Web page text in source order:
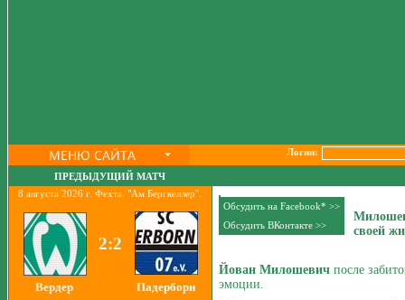
МЕНЮ САЙТА Логин:
ПРЕДЫДУЩИЙ МАТЧ
8 августа 2026 г. Фехта. "Ам Бергкеллер".
2:2
Вердер Падерборн
Обсудить на Facebook* >>
Обсудить ВКонтакте >>
своей
Йован Милошевич после
эмоции.